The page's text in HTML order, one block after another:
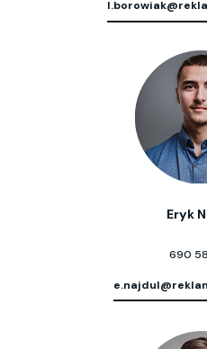
Eryk
690